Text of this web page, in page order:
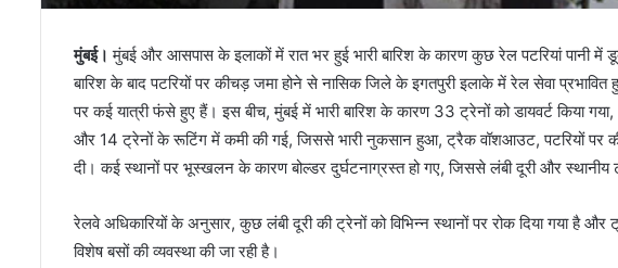
मुंबई। मुंबई और आसपास के इलाकों में रात भर हुई भारी बारिश के कारण कुछ रेल पटरियां पानी
बारिश के बाद पटरियों पर कीचड़ जमा होने से नासिक जिले के इगतपुरी इलाके में रेल सेवा
पर कई यात्री फंसे हुए हैं। इस बीच, मुंबई में भारी बारिश के कारण 33 ट्रेनों को डायवर्ट किया गया,
और 14 ट्रेनों के रूटिंग में कमी की गई, जिससे भारी नुकसान हुआ, ट्रैक वॉशआउट, पटरियों पर
दी। कई स्‍थानों पर भूस्खलन के कारण बोल्डर दुर्घटनाग्रस्त हो गए, जिससे लंबी दूरी और स्थानीय
रेलवे अधिकारियों के अनुसार, कुछ लंबी दूरी की ट्रेनों को विभिन्न स्थानों पर रोक दिया गया है
विशेष बसों की व्यवस्था की जा रही है।